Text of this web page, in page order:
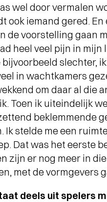
wel door vermalen
ook iemand gered.
de voorstelling gaan
heel veel pijn in
bijvoorbeeld slechter,
in wachtkamers
om daar al die
Toen ik uiteindelijk
beklemmende
Ik stelde me een
Dat was het eerste
zijn er nog meer in
met de vormgevers
deels uit spelers